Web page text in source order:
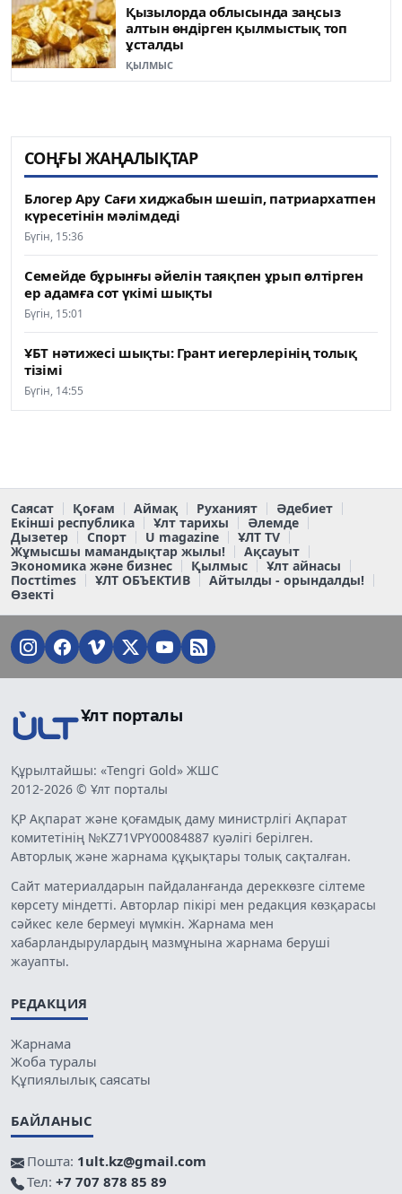
Қызылорда облысында заңсыз
алтын өндірген қылмыстық топ
ұсталды
ҚЫЛМЫС
СОҢҒЫ ЖАҢАЛЫҚТАР
Блогер Ару Сағи хиджабын шешіп, патриархатпен
күресетінін мәлімдеді
Бүгін, 15:36
Семейде бұрынғы әйелін таяқпен ұрып өлтірген
ер адамға сот үкімі шықты
Бүгін, 15:01
ҰБТ нәтижесі шықты: Грант иегерлерінің толық
тізімі
Бүгін, 14:55
Саясат Қоғам Аймақ Руханият
Әдебиет
Екінші республика
Ұлт тарихы
Әлемде
Дызетер
Спорт U magazine
ҰЛТ TV
Жұмысшы мамандықтар жылы!
Ақсауыт
Экономика және бизнес
Қылмыс
Ұлт айнасы
Постtimes
ҰЛТ ОБЪЕКТИВ
Айтылды - орындалды!
Өзекті
Ұлт порталы
Құрылтайшы: «Tengri Gold» ЖШС
2012-2026 © Ұлт порталы
ҚР Ақпарат және қоғамдық даму министрлігі Ақпарат
комитетінің №KZ71VPY00084887 куәлігі берілген.
Авторлық және жарнама құқықтары толық сақталған.
Сайт материалдарын пайдаланғанда дереккөзге сілтеме
көрсету міндетті. Авторлар пікірі мен редакция көзқарасы
сәйкес келе бермеуі мүмкін. Жарнама мен
хабарландырулардың мазмұнына жарнама беруші
жауапты.
РЕДАКЦИЯ
Жарнама
Жоба туралы
Құпиялылық саясаты
БАЙЛАНЫС
Пошта: 1ult.kz@gmail.com
Тел: +7 707 878 85 89